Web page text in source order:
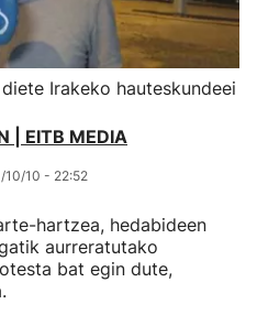
Irakeko hauteskundeei
| EITB MEDIA
10/10 - 22:52
hartzea, hedabideen
aurreratutako
bat egin dute,